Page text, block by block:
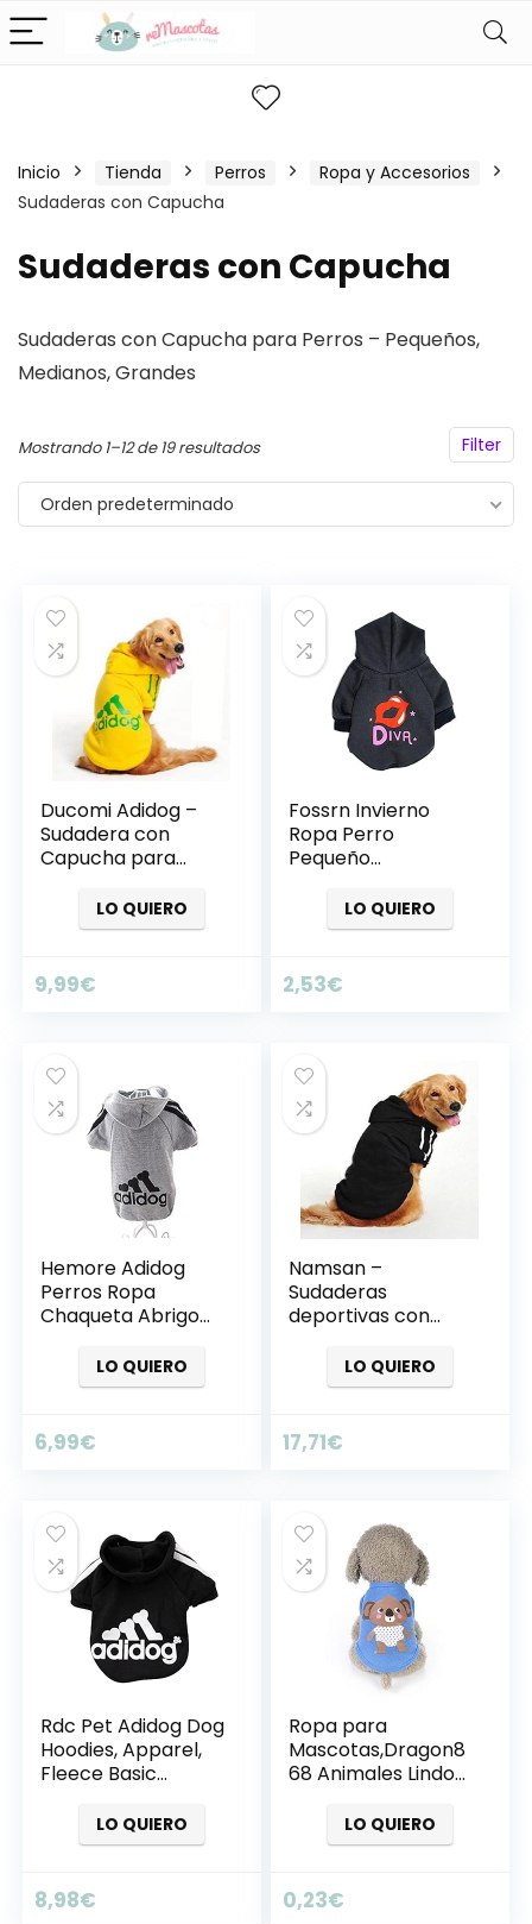
Inicio Tienda Perros
Ropa y Accesorios
Sudaderas con Capucha
Sudaderas con Capucha
Sudaderas con Capucha para Perros – Pequeños,
Medianos, Grandes
Filter
Mostrando 1–12 de 19 resultados
Orden predeterminado
Ducomi Adidog –
Sudadera con
Capucha para
Suave – Costuras
Resistentes –
8XL – Se envía
Desde España (XS,
LO QUIERO
9,99€
Fossrn Invierno
Ropa Perro
Pequeño
Yorkshire Mascota
Cachorro Los
con Capucha
Abrigo
LO QUIERO
2,53€
Hemore Adidog
Perros Ropa
Chaqueta Abrigo
cálido Sudaderas
Abrigo Perros Plus
mascotas
Cachorros –
LO QUIERO
6,99€
Namsan –
Sudaderas
deportivas con
perros medianos y
grandes
LO QUIERO
17,71€
Rdc Pet Adidog Dog
Hoodies, Apparel,
Fleece Basic
Cotton Jacket
Sweat Shirt Coat
Medium Dog & Cat
(Black,XS)
LO QUIERO
8,98€
Ropa para
Mascotas,Dragon8
68 Animales Lindos
Dibujos Animados
Ropa para Perros
Chihuahua
LO QUIERO
0,23€